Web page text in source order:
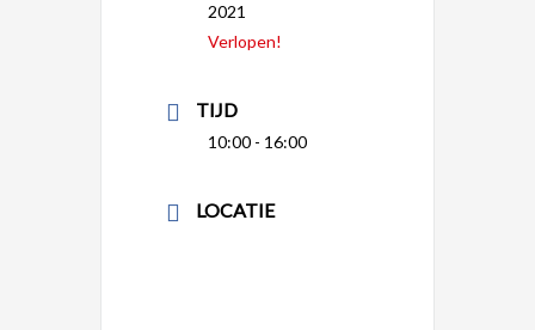
2021
Verlopen!
TIJD
10:00 - 16:00
LOCATIE